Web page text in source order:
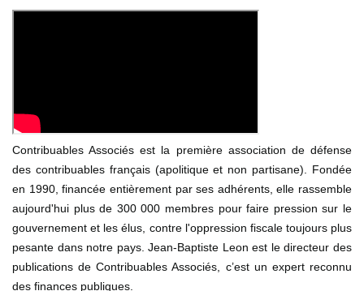
Contribuables Associés est la première association de défense
des contribuables français (apolitique et non partisane). Fondée
en 1990, financée entièrement par ses adhérents, elle rassemble
aujourd'hui plus de 300 000 membres pour faire pression sur le
gouvernement et les élus, contre l'oppression fiscale toujours plus
pesante dans notre pays. Jean-Baptiste Leon est le directeur des
publications de Contribuables Associés, c’est un expert reconnu
des finances publiques.